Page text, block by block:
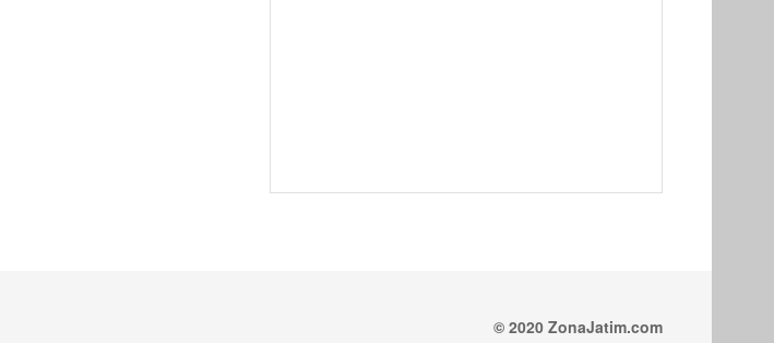
© 2020 ZonaJatim.com